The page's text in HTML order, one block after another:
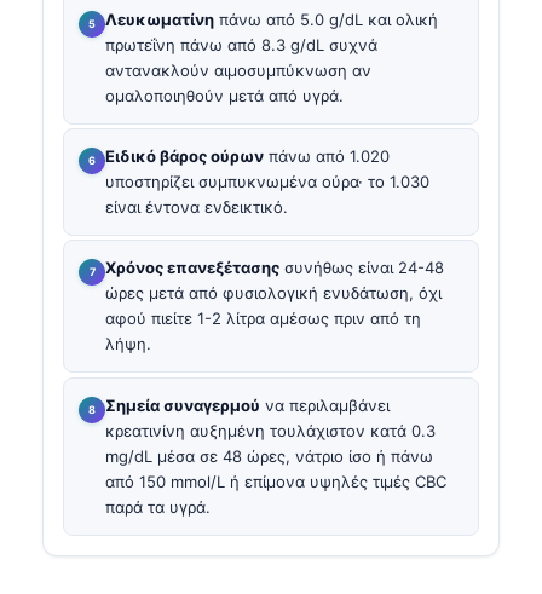
Λευκωματίνη πάνω από 5.0 g/dL και ολική
πρωτεΐνη πάνω από 8.3 g/dL συχνά
αντανακλούν αιμοσυμπύκνωση αν
ομαλοποιηθούν μετά από υγρά.
Ειδικό βάρος ούρων πάνω από 1.020
υποστηρίζει συμπυκνωμένα ούρα· το 1.030
είναι έντονα ενδεικτικό.
Χρόνος επανεξέτασης συνήθως είναι 24-48
ώρες μετά από φυσιολογική ενυδάτωση, όχι
αφού πιείτε 1-2 λίτρα αμέσως πριν από τη
λήψη.
Σημεία συναγερμού να περιλαμβάνει
κρεατινίνη αυξημένη τουλάχιστον κατά 0.3
mg/dL μέσα σε 48 ώρες, νάτριο ίσο ή πάνω
από 150 mmol/L ή επίμονα υψηλές τιμές CBC
παρά τα υγρά.